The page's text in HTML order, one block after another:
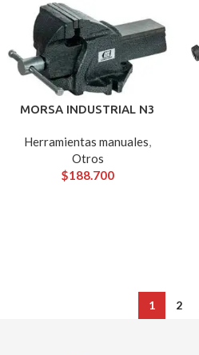
MORSA INDUSTRIAL N3
Herramientas manuales,
Otros
$188.700
1 2